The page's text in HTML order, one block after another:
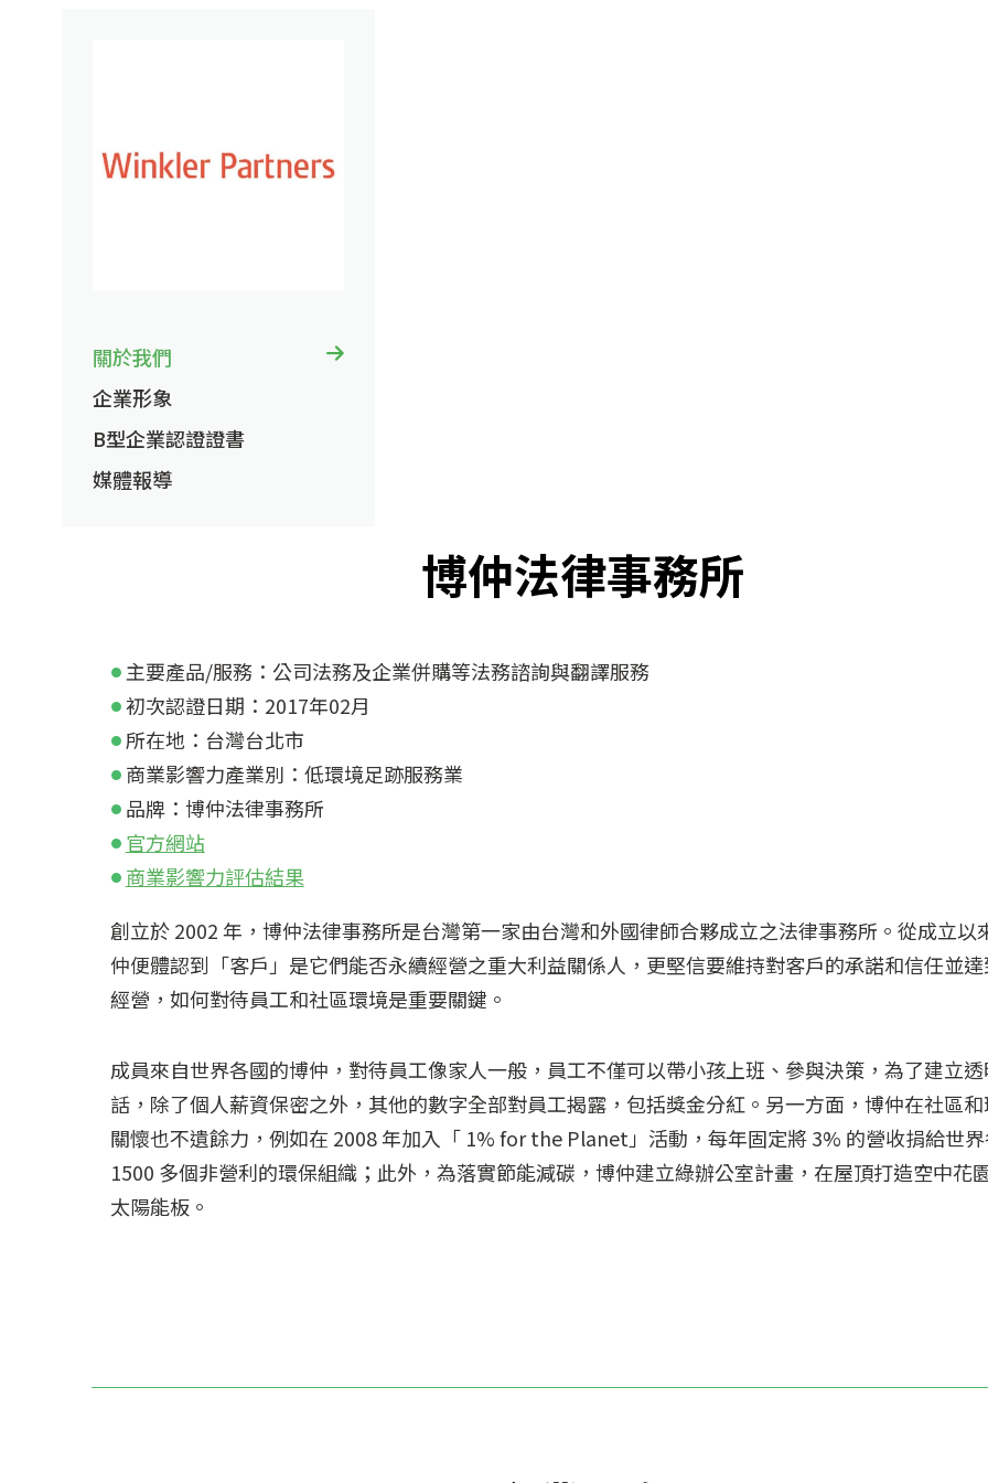
關於我們
企業形象
B型企業認證證書
媒體報導
博仲法律事務所
主要產品/服務：公司法務及企業併購等法務諮詢與翻譯服務
初次認證日期：2017年02月
所在地：台灣台北市
商業影響力產業別：低環境足跡服務業
品牌：博仲法律事務所
官方網站
商業影響力評估結果
創立於 2002 年，博仲法律事務所是台灣第一家由台灣和外國律師合夥成立之法律事務所。從成立以
仲便體認到「客戶」是它們能否永續經營之重大利益關係人，更堅信要維持對客戶的承諾和信任並
經營，如何對待員工和社區環境是重要關鍵。
成員來自世界各國的博仲，對待員工像家人一般，員工不僅可以帶小孩上班、參與決策，為了建立
話，除了個人薪資保密之外，其他的數字全部對員工揭露，包括獎金分紅。另一方面，博仲在社區
關懷也不遺餘力，例如在 2008 年加入「 1% for the Planet」活動，每年固定將 3% 的營收捐給世
1500 多個非營利的環保組織；此外，為落實節能減碳，博仲建立綠辦公室計畫，在屋頂打造空中花
太陽能板。